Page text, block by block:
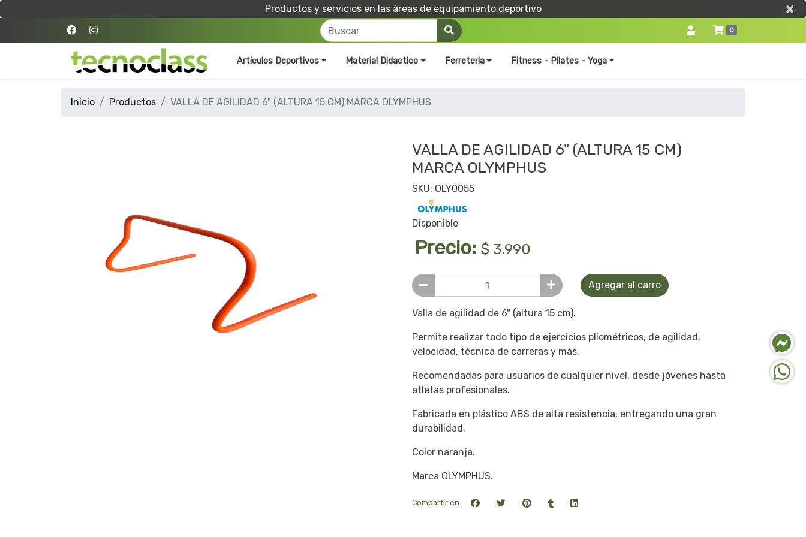
Productos y servicios en las áreas de equipamiento deportivo ×
×
0
Artículos Deportivos Material Didactico Ferreteria Fitness - Pilates - Yoga
Inicio Productos VALLA DE AGILIDAD 6" (ALTURA 15 CM) MARCA OLYMPHUS
VALLA DE AGILIDAD 6" (ALTURA 15 CM)
MARCA OLYMPHUS
SKU: OLY0055
Disponible
Precio: $ 3.990
Agregar al carro
Valla de agilidad de 6" (altura 15 cm).
Permite realizar todo tipo de ejercicios pliométricos, de agilidad,
velocidad, técnica de carreras y más.
Recomendadas para usuarios de cualquier nivel, desde jóvenes hasta
atletas profesionales.
Fabricada en plástico ABS de alta resistencia, entregando una gran
durabilidad.
Color naranja.
Marca OLYMPHUS.
Compartir en: